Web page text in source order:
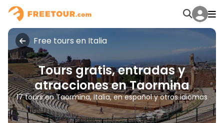
Free tours en Italia
Tours gratis, entradas y
atracciones en Taormina
17 tours en Taormina, Italia, en español y otros idiomas